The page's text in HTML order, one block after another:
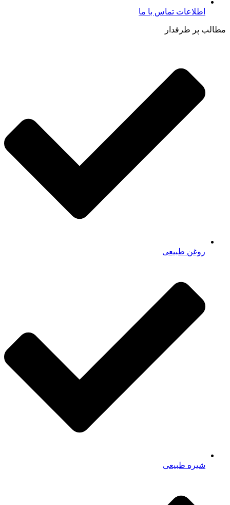
اطلاعات تماس با ما​
مطالب پر طرفدار
روغن طبیعی
شیره طبیعی